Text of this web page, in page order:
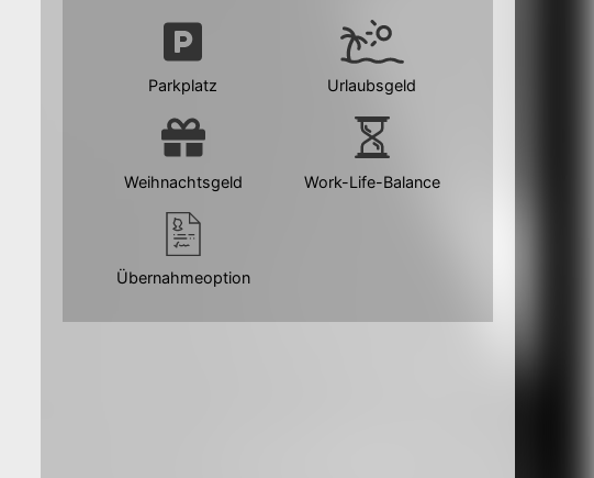
Parkplatz Urlaubsgeld
Weihnachtsgeld Work-Life-Balance
Übernahmeoption